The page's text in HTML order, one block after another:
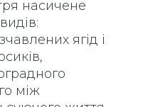
насичене
ягід і
між